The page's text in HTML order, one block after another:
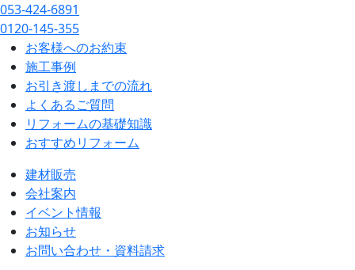
053-424-6891
0120-145-355
お客様へのお約束
施工事例
お引き渡しまでの流れ
よくあるご質問
リフォームの基礎知識
おすすめリフォーム
建材販売
会社案内
イベント情報
お知らせ
お問い合わせ・資料請求